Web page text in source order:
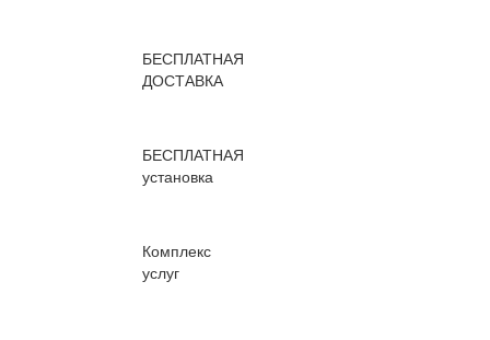
БЕСПЛАТНАЯ
ДОСТАВКА
БЕСПЛАТНАЯ
установка
Комплекс
услуг